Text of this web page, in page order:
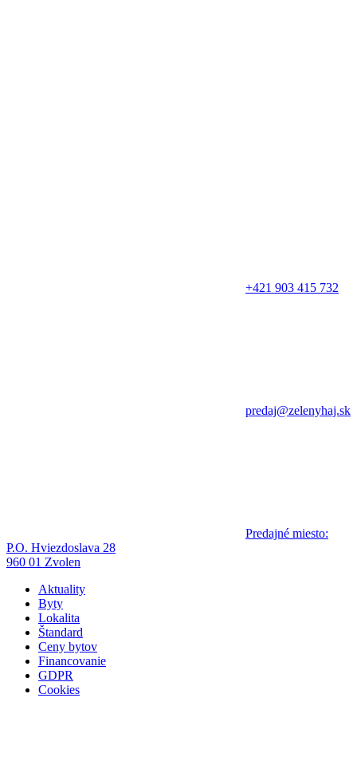
+421 903 415 732
predaj@zelenyhaj.sk
Predajné miesto:
P.O. Hviezdoslava 28
960 01 Zvolen
Aktuality
Byty
Lokalita
Štandard
Ceny bytov
Financovanie
GDPR
Cookies